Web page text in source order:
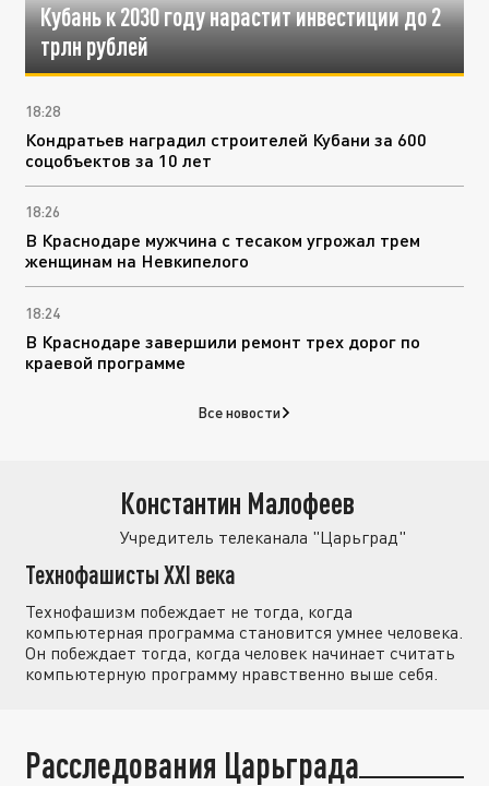
Кубань к 2030 году нарастит инвестиции до 2
трлн рублей
18:28
Кондратьев наградил строителей Кубани за 600
соцобъектов за 10 лет
18:26
В Краснодаре мужчина с тесаком угрожал трем
женщинам на Невкипелого
18:24
В Краснодаре завершили ремонт трех дорог по
краевой программе
Все новости
Константин Малофеев
Учредитель телеканала "Царьград"
Технофашисты XXI века
Технофашизм побеждает не тогда, когда
компьютерная программа становится умнее человека.
Он побеждает тогда, когда человек начинает считать
компьютерную программу нравственно выше себя.
Расследования Царьграда